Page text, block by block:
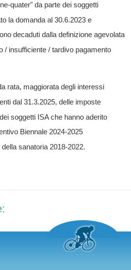
quater" da parte dei soggetti
la domanda al 30.6.2023 e
decaduti dalla definizione agevolata
/ insufficiente / tardivo pagamento
rata, maggiorata degli interessi
dal 31.3.2025, delle imposte
soggetti ISA che hanno aderito
Biennale 2024-2025
sanatoria 2018-2022.